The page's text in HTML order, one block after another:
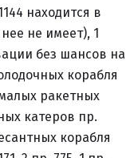
находится в
не имеет), 1
без шансов на
корабля
ракетных
катеров пр.
корабля